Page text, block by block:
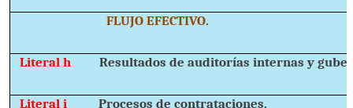
FLUJO EFECTIVO.
Literal hResultados de auditorías internas y
Literal iProcesos de contrataciones.